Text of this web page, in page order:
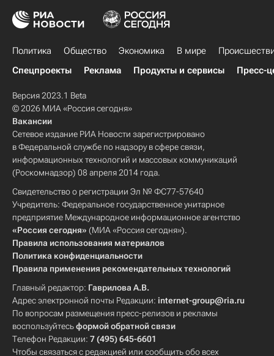
Политика Общество Экономика В мире
Спецпроекты
Реклама Продукты и сервисы Пресс-
Версия 2023.1 Beta
© 2026 МИА «Россия сегодня»
Вакансии
Сетевое издание РИА Новости зарегистрировано
в Федеральной службе по надзору в сфере связи,
информационных технологий и массовых коммуникаций
(Роскомнадзор) 08 апреля 2014 года.
Свидетельство о регистрации Эл № ФС77-57640
Учредитель: Федеральное государственное унитарное
предприятие Международное информационное агентство
«Россия сегодня» (МИА «Россия сегодня»).
Правила использования материалов
Политика конфиденциальности
Правила применения рекомендательных технологий
Главный редактор: Гаврилова А.В.
Адрес электронной почты Редакции: internet-group@ria.ru
По вопросам размещения пресс-релизов и рекламы
воспользуйтесьформой обратной связи
Телефон Редакции: 7 (495) 645-6601
Чтобы связаться с редакцией или сообщить обо всех